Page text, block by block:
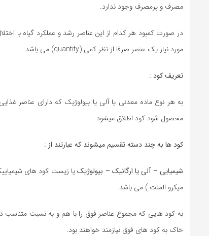
مصرف و پرمصرف وجود ندارد.
در صورت کمبود هر کدام از این عناصر رشد و عملکرد گیاه با
مورد نیاز یک عنصر صرفا از نظر کمی (quantity) می باشد.
تعریف کود :
به هر نوع ماده معدنی یا آلی یا بیولوژیک که دارای عناصر
محصول شود کود اطلاق میشود.
کود ها به چند دسته تقسیم میشوند که عبارتند از :
شیمیایی – آلی یا ارگانیک – بیولوژیکیا زیست کود های
میکرو المنت ) می باشد.
به کود هایی که مجموع عناصر فوق را با هم و به نسبت متناسب
خاک به کود های فوق نیازمند خواهند بود.